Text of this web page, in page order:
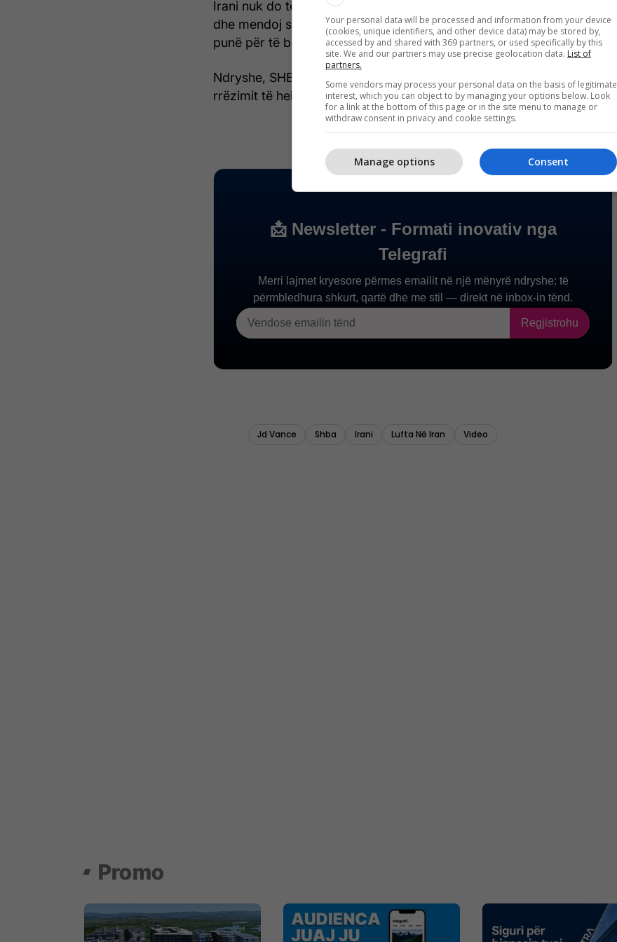
Irani nuk do të ketë armë bërthamore. Ky është qëllimi i politikës,
dhe mendoj se jemi shumë afër arritjes së tij, por ende kemi disa
punë për të bërë dhe do të vazhdojmë,” u shpreh ai.
Ndryshe, SHBA-ja i është kundërpërgjigjur me sulme Iranit pas
rrëzimit të helikopterit amerikan Apache. /Telegrafi/
Your personal data will be processed and information from your device
(cookies, unique identifiers, and other device data) may be stored by,
accessed by and shared with 369 partners, or used specifically by this
site. We and our partners may use precise geolocation data. List of
partners.
Some vendors may process your personal data on the basis of legitimate
interest, which you can object to by managing your options below. Look
for a link at the bottom of this page or in the site menu to manage or
withdraw consent in privacy and cookie settings.
Consent
Manage options